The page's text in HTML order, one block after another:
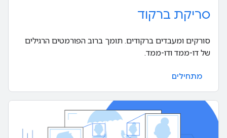
סריקת ברקוד
סורקים ומעבדים ברקודים. תומך ברוב הפורמטים הרגילים
של דו-ממד ודו-ממד.
מתחילים